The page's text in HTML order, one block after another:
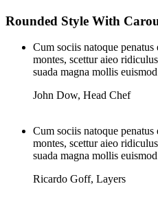
Rounded Style With
Cum sociis natoque
montes, scettur aieo
suada magna mollis
John Dow, Head Chef
Cum sociis natoque
montes, scettur aieo
suada magna mollis
Ricardo Goff, Layers